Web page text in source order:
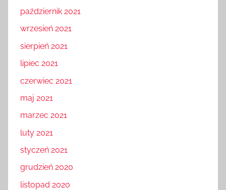
październik 2021
wrzesień 2021
sierpień 2021
lipiec 2021
czerwiec 2021
maj 2021
marzec 2021
luty 2021
styczeń 2021
grudzień 2020
listopad 2020